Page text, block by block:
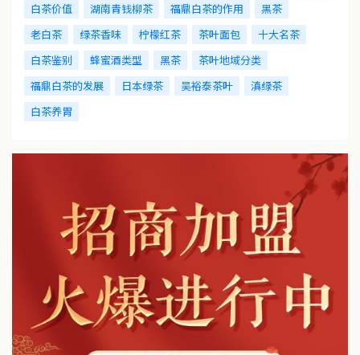
白茶价值
湖南青钱柳茶 福鼎白茶的作用
黑茶
老白茶
绿茶香味 柠檬红茶 茶叶面包
十大名茶
白茶鉴别
蜂蜜酒类型 黑茶
茶叶地域分类
福鼎白茶的发展
日本绿茶 吴裕泰茶叶
滇绿茶
白茶养胃